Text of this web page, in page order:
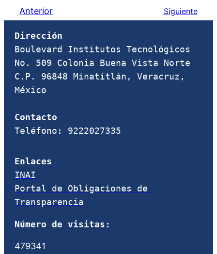
Anterior Siguiente
Dirección
Boulevard Institutos Tecnológicos
No. 509 Colonia Buena Vista Norte
C.P. 96848 Minatitlán, Veracruz,
México
Contacto
Teléfono: 9222027335
Enlaces
INAI
Portal de Obligaciones de
Transparencia
Número de visitas:
479341